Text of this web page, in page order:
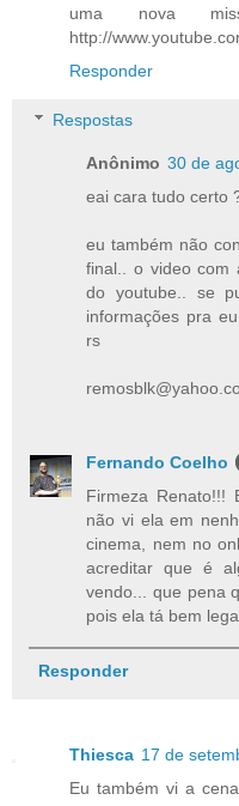
uma nova
http://
Responder
Respostas
Anônimo 30 de
eai cara tudo certo
eu também não
final.. o video com
do youtube.. se
informações pra
rs
Fernando Coelho
Firmeza Renato!!!
não vi ela em
cinema, nem no
acreditar que é
vendo... que pena
pois ela tá bem
Responder
Thiesca 17 de
Eu também vi a